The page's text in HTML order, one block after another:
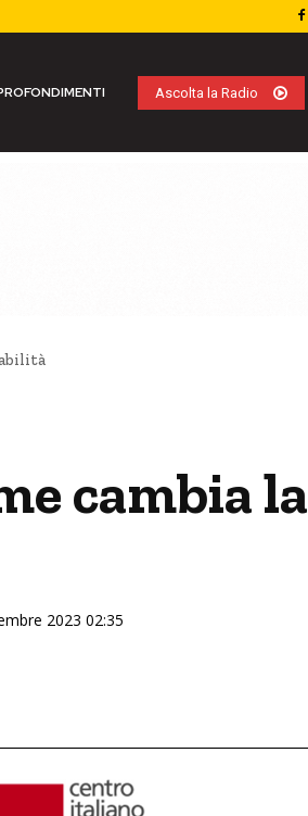
Ascolta la Radio
cambia la
2023 02:35